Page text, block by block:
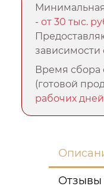
-от 30 тыс.
зависимости
Время сбора
(готовой
рабочих дней
Отзывы